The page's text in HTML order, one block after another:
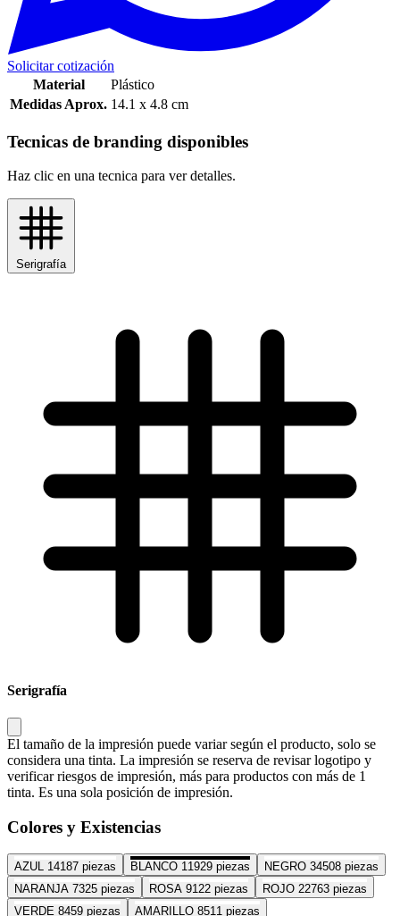
Solicitar cotización
Material
Plástico
Medidas Aprox. 14.1 x 4.8 cm
Tecnicas de branding disponibles
Haz clic en una tecnica para ver detalles.
Serigrafía
Serigrafía
El tamaño de la impresión puede variar según el producto, solo se
considera una tinta. La impresión se reserva de revisar logotipo y
verificar riesgos de impresión, más para productos con más de 1
tinta. Es una sola posición de impresión.
Colores y Existencias
AZUL 14187 piezas BLANCO 11929 piezas NEGRO 34508 piezas
NARANJA 7325 piezas ROSA 9122 piezas ROJO 22763 piezas
VERDE 8459 piezas AMARILLO 8511 piezas